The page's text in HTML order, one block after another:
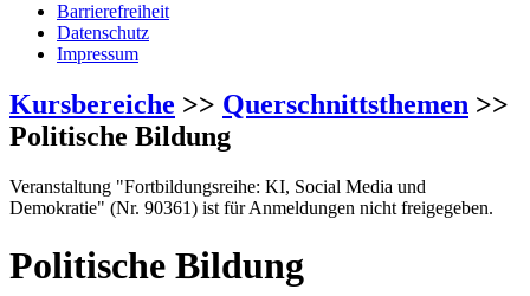
Barrierefreiheit
Datenschutz
Impressum
Kursbereiche >> Querschnittsthemen >>
Politische Bildung
Veranstaltung "Fortbildungsreihe: KI, Social Media und
Demokratie" (Nr. 90361) ist für Anmeldungen nicht freigegeben.
Politische Bildung